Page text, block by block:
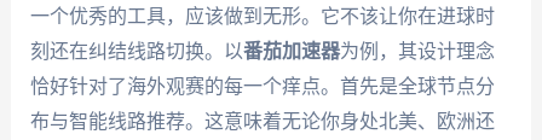
一个优秀的工具，应该做到无形。它不该让你在进球时
刻还在纠结线路切换。以番茄加速器为例，其设计理念
恰好针对了海外观赛的每一个痒点。首先是全球节点分
布与智能线路推荐。这意味着无论你身处北美、欧洲还